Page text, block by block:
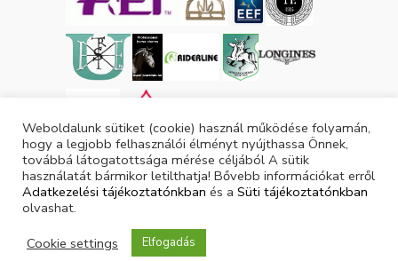
Tárgyévi lovas licencek száma: 3053
Tárgyévi ló licencek száma: 3877
Weboldalunk sütiket (cookie) használ működése folyamán,
hogy a legjobb felhasználói élményt nyújthassa Önnek,
továbbá látogatottsága mérése céljából A sütik
használatát bármikor letilthatja! Bővebb információkat erről
Adatkezelési tájékoztatónkban és a Süti tájékoztatónkban
olvashat.
Cookie settings
Elfogadás